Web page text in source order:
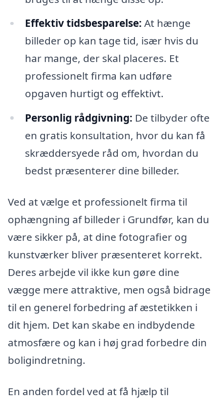
Effektiv tidsbesparelse: At hænge
billeder op kan tage tid, især hvis du
har mange, der skal placeres. Et
professionelt firma kan udføre
opgaven hurtigt og effektivt.
Personlig rådgivning: De tilbyder ofte
en gratis konsultation, hvor du kan få
skræddersyede råd om, hvordan du
bedst præsenterer dine billeder.
Ved at vælge et professionelt firma til
ophængning af billeder i Grundfør, kan du
være sikker på, at dine fotografier og
kunstværker bliver præsenteret korrekt.
Deres arbejde vil ikke kun gøre dine
vægge mere attraktive, men også bidrage
til en generel forbedring af æstetikken i
dit hjem. Det kan skabe en indbydende
atmosfære og kan i høj grad forbedre din
boligindretning.
En anden fordel ved at få hjælp til